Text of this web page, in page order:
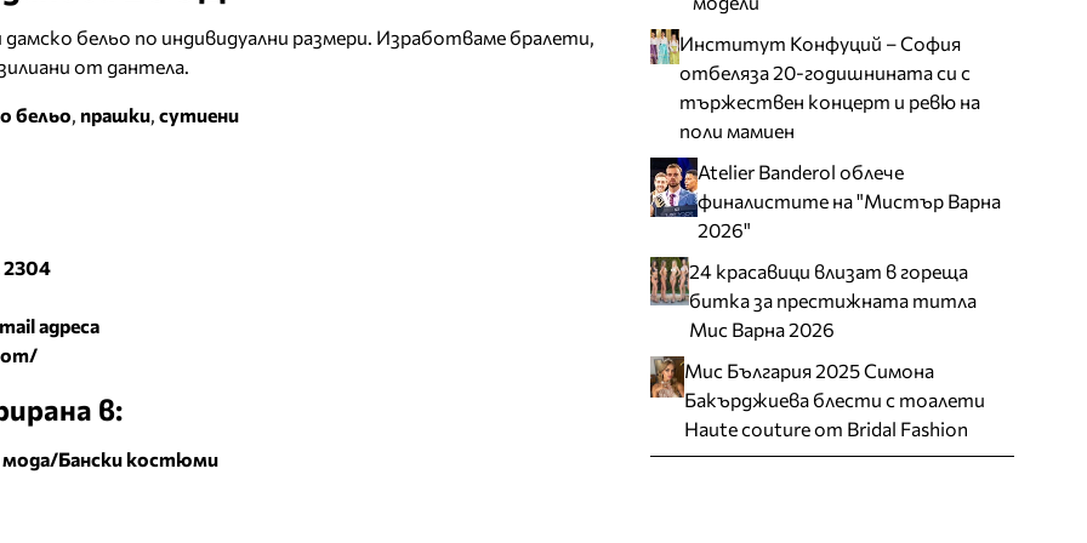
бельо по индивидуални размери. Изработваме бралети,
от дантела.
бельо прашки сутиени
2304
адреса
в:
мода/Бански костюми
Институт Конфуций – София
отбеляза 20-годишнината си с
тържествен концерт и ревю на
поли мамиен
Atelier Banderol облече
финалистите на "Мистър Варна
2026"
24 красавици влизат в гореща
битка за престижната титла
Мис Варна 2026
Мис България 2025 Симона
Бакърджиева блести с тоалети
Haute couture от Bridal Fashion